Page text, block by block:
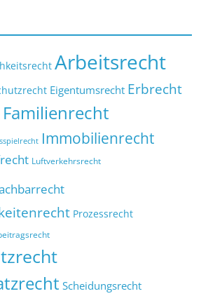
Arbeitsrecht
Eigentumsrecht Erbrecht
Familienrecht
Immobilienrecht
Luftverkehrsrecht
Prozessrecht
Scheidungsrecht